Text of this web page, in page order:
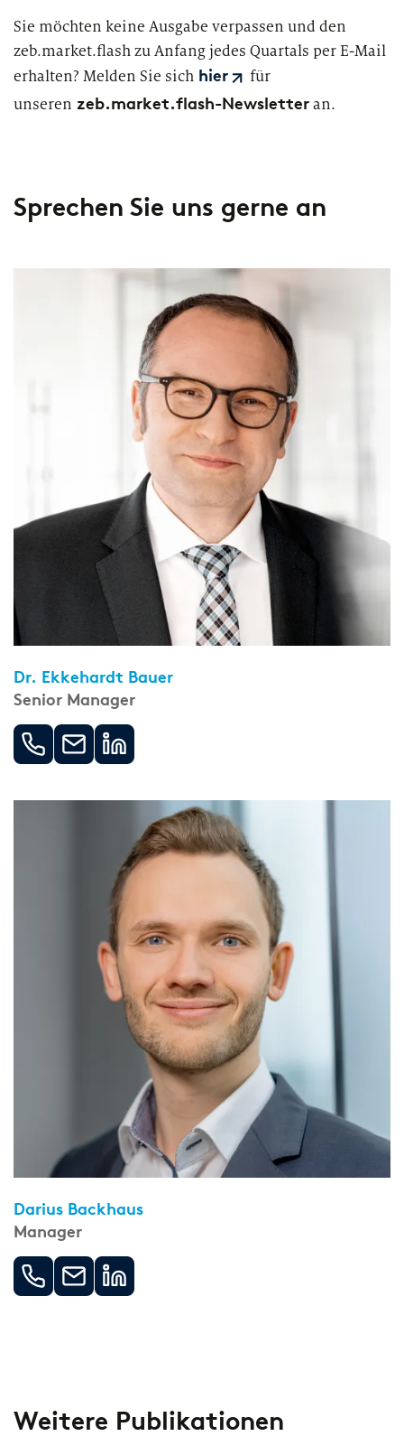
Sie möchten keine Ausgabe verpassen und den
zeb.market.flash zu Anfang jedes Quartals per E-Mail
erhalten? Melden Sie sich hier
für
unseren zeb.market.flash-Newsletteran.
Sprechen Sie uns gerne an
Dr. Ekkehardt Bauer
Senior Manager
Darius Backhaus
Manager
Weitere Publikationen